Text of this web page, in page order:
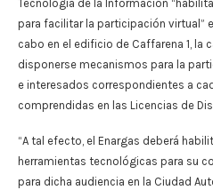
Tecnología de la Información
para facilitar la participación virtual”
cabo en el edificio de Caffarena 1, la
disponerse mecanismos para la
e interesados correspondientes a
comprendidas en las Licencias de
“A tal efecto, el Enargas deberá
herramientas tecnológicas para su
para dicha audiencia en la Ciudad